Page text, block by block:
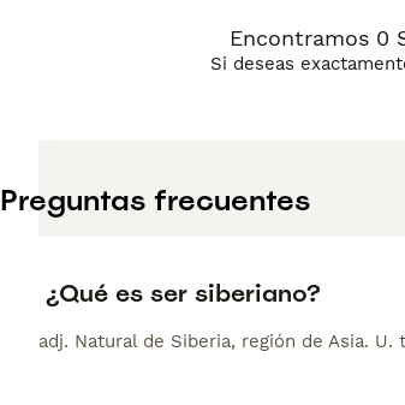
Encontramos 0
Si deseas
Preguntas frecuentes
¿Qué es ser siberiano?
adj. Natural de Siberia, región de Asia. U.